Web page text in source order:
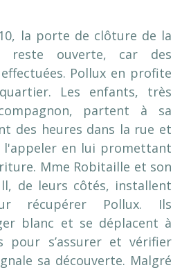
la porte de clôture de la
reste ouverte, car des
Pollux en profite
Les enfants, très
partent à sa
des heures dans la rue et
l'appeler en lui promettant
Mme Robitaille et son
de leurs côtés, installent
récupérer Pollux. Ils
blanc et se déplacent à
pour s’assurer et vérifier
sa découverte. Malgré